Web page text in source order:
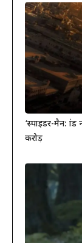
‘स्पाइडर-मैन:
करोड़